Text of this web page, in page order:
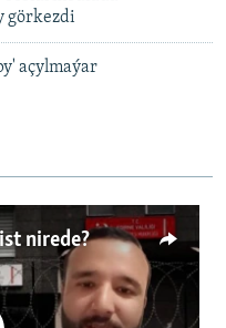
görkezdi
açylmaýar
nirede?